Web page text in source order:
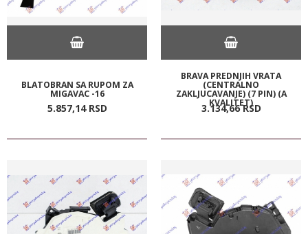
BLATOBRAN SA RUPOM ZA
MIGAVAC -16
5.857,14 RSD
BRAVA PREDNJIH VRATA
(CENTRALNO
ZAKLJUCAVANJE) (7 PIN) (A
KVALITET)
3.134,66 RSD